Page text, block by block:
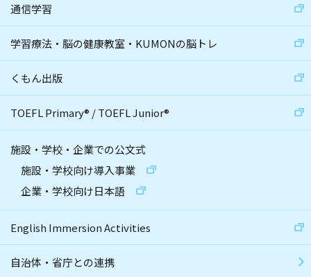
通信学習
学習療法・脳の健康教室・KUMONの脳トレ
くもん出版
TOEFL Primary® /TOEFL Junior®
施設・学校・企業での公文式
施設・学校向け導入事業
企業・学校向け日本語
English Immersion Activities
自治体・省庁との連携